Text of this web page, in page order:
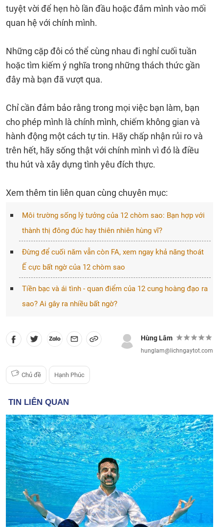
tuyệt vời để hẹn hò lần đầu hoặc đắm mình vào mối
quan hệ với chính mình.
Những cặp đôi có thể cùng nhau đi nghỉ cuối tuần
hoặc tìm kiếm ý nghĩa trong những thách thức gần
đây mà bạn đã vượt qua.
Chỉ cần đảm bảo rằng trong mọi việc bạn làm, bạn
cho phép mình là chính mình, chiếm không gian và
hành động một cách tự tin. Hãy chấp nhận rủi ro và
trên hết, hãy sống thật với chính mình vì đó là điều
thu hút và xây dựng tình yêu đích thực.
Xem thêm tin liên quan cùng chuyên mục:
Môi trường sống lý tưởng của 12 chòm sao: Bạn hợp với
thành thị đông đúc hay thiên nhiên hùng vĩ?
Đừng để cuối năm vẫn còn FA, xem ngay khả năng thoát
Ế cực bất ngờ của 12 chòm sao
Tiền bạc và ái tình - quan điểm của 12 cung hoàng đạo ra
sao? Ai gây ra nhiều bất ngờ?
Hùng Lâm
hunglam@lichngaytot.com
Chủ đề Hạnh Phúc